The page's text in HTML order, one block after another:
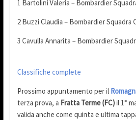
1 Bartolini Valeria – Bombardier
2 Buzzi Claudia – Bombardier Squadra
3 Cavulla Annarita – Bombardier
Classifiche complete
Prossimo appuntamento per il
terza prova, a Fratta Terme (FC)il 1°
valida anche come quinta e ultima